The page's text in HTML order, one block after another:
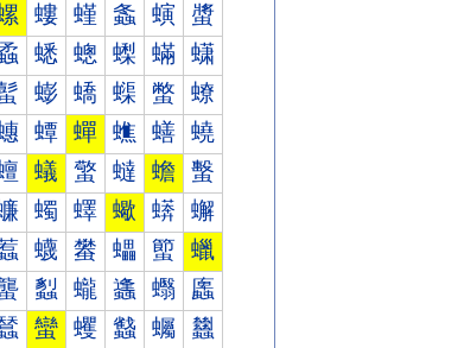
螻 螼 螽 螾 螿
蟋 蟌 蟍 蟎 蟏
蟛 蟜 蟝 蟞 蟟
蟫 蟬 蟭 蟮 蟯
蟻 蟼 蟽 蟾 蟿
蠋 蠌 蠍 蠎 蠏
蠛 蠜 蠝 蠞 蠟
蠫 蠬 蠭 蠮 蠯
蠻 蠼 蠽 蠾 蠿